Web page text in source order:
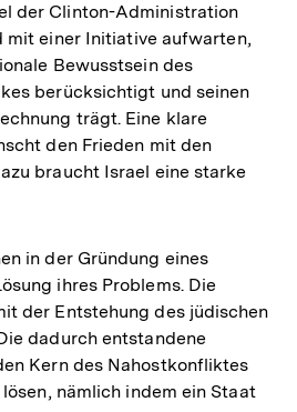
der Clinton-Administration
mit einer Initiative aufwarten,
Bewusstsein des
berücksichtigt und seinen
trägt. Eine klare
den Frieden mit den
braucht Israel eine starke
in der Gründung eines
ihres Problems. Die
der Entstehung des jüdischen
dadurch entstandene
Kern des Nahostkonfliktes
nämlich indem ein Staat